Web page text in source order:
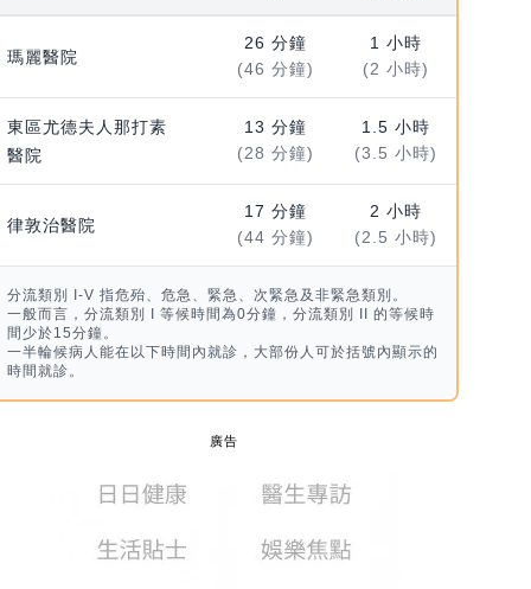
瑪麗醫院
26 分鐘
(46 分鐘)
1 小時
(2 小時)
東區尤德夫人那打素
醫院
13 分鐘
(28 分鐘)
1.5 小時
(3.5 小時)
律敦治醫院
17 分鐘
(44 分鐘)
2 小時
(2.5 小時)
分流類別 I-V 指危殆、危急、緊急、次緊急及非緊急類別。
一般而言，分流類別 I 等候時間為0分鐘，分流類別 II 的等候時
間少於15分鐘。
一半輪候病人能在以下時間內就診，大部份人可於括號內顯示的
時間就診。
廣告